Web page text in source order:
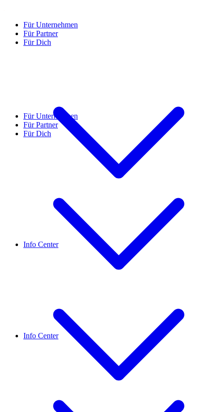
Für Unternehmen
Für Partner
Für Dich
Info Center
Für Unternehmen
Für Partner
Für Dich
Info Center